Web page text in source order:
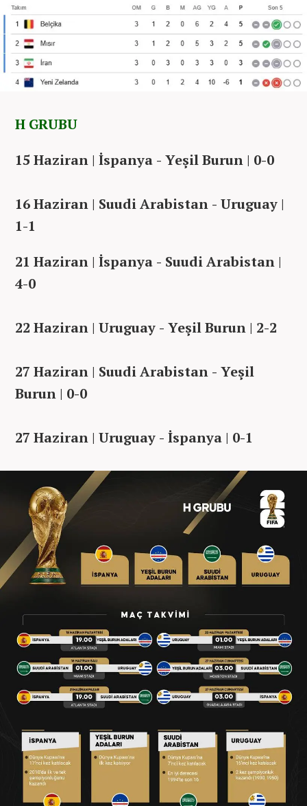
H GRUBU
15 Haziran | İspanya - Yeşil Burun | 0-0
16 Haziran | Suudi Arabistan - Uruguay |
1-1
21 Haziran | İspanya - Suudi Arabistan |
4-0
22 Haziran | Uruguay - Yeşil Burun | 2-2
27 Haziran | Suudi Arabistan - Yeşil
Burun | 0-0
27 Haziran | Uruguay - İspanya | 0-1